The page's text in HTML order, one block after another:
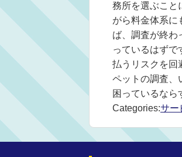
務所を選ぶこと
がら料金体系に
ば、調査が終わ
っているはずで
払うリスクを回
ペットの調査、
困っているなら
Categories:サー